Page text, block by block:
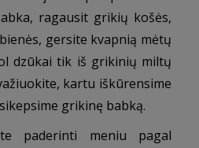
ragausit grikių košės,
gersite kvapnią mėtų
dzūkai tik iš grikinių miltų
kartu iškūrensime
grikinę babką.
paderinti meniu pagal